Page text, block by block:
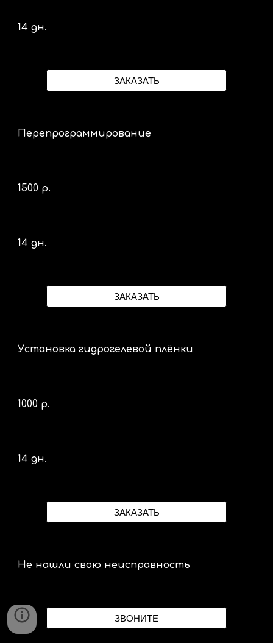
14 дн.
ЗАКАЗАТЬ
Перепрограммирование
1500 р.
14 дн.
ЗАКАЗАТЬ
Установка гидрогелевой плёнки
1000 р.
14 дн.
ЗАКАЗАТЬ
Не нашли свою неисправность
ЗВОНИТЕ